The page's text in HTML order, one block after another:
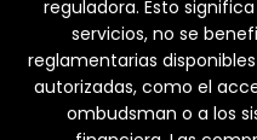
reguladora. Esto
servicios, no se
reglamentarias
autorizadas, como el
ombudsman o a los